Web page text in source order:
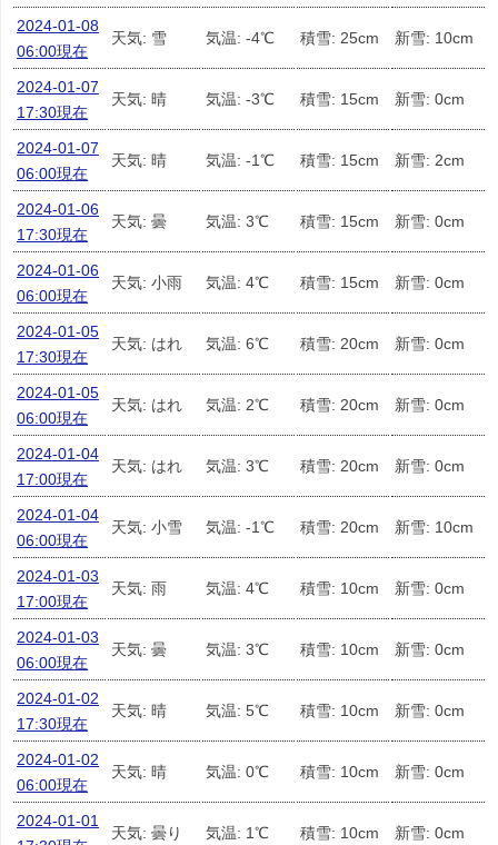
2024-01-08
06:00現在
天気: 雪 気温: -4℃ 積雪: 25cm 新雪: 10cm
2024-01-07
17:30現在
天気: 晴 気温: -3℃ 積雪: 15cm 新雪: 0cm
2024-01-07
06:00現在
天気: 晴 気温: -1℃ 積雪: 15cm 新雪: 2cm
2024-01-06
17:30現在
天気: 曇 気温: 3℃ 積雪: 15cm 新雪: 0cm
2024-01-06
06:00現在
天気: 小雨 気温: 4℃ 積雪: 15cm 新雪: 0cm
2024-01-05
17:30現在
天気: はれ 気温: 6℃ 積雪: 20cm 新雪: 0cm
2024-01-05
06:00現在
天気: はれ 気温: 2℃ 積雪: 20cm 新雪: 0cm
2024-01-04
17:00現在
天気: はれ 気温: 3℃ 積雪: 20cm 新雪: 0cm
2024-01-04
06:00現在
天気: 小雪 気温: -1℃ 積雪: 20cm 新雪: 10cm
2024-01-03
17:00現在
天気: 雨 気温: 4℃ 積雪: 10cm 新雪: 0cm
2024-01-03
06:00現在
天気: 曇 気温: 3℃ 積雪: 10cm 新雪: 0cm
2024-01-02
17:30現在
天気: 晴 気温: 5℃ 積雪: 10cm 新雪: 0cm
2024-01-02
06:00現在
天気: 晴 気温: 0℃ 積雪: 10cm 新雪: 0cm
2024-01-01
天気: 曇り 気温: 1℃ 積雪: 10cm 新雪: 0cm